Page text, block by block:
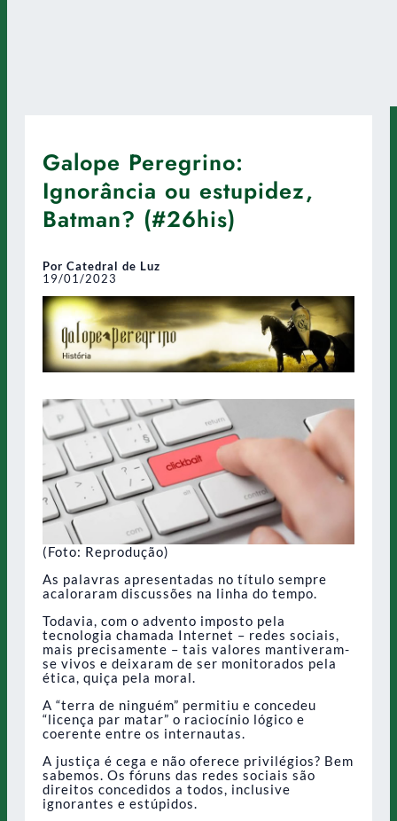
Galope Peregrino:
Ignorância ou estupidez,
Batman? (#26his)
Por Catedral de Luz
19/01/2023
(Foto: Reprodução)
As palavras apresentadas no título sempre
acaloraram discussões na linha do tempo.
Todavia, com o advento imposto pela
tecnologia chamada Internet – redes sociais,
mais precisamente – tais valores mantiveram-
se vivos e deixaram de ser monitorados pela
ética, quiça pela moral.
A “terra de ninguém” permitiu e concedeu
“licença par matar” o raciocínio lógico e
coerente entre os internautas.
A justiça é cega e não oferece privilégios? Bem
sabemos. Os fóruns das redes sociais são
direitos concedidos a todos, inclusive
ignorantes e estúpidos.